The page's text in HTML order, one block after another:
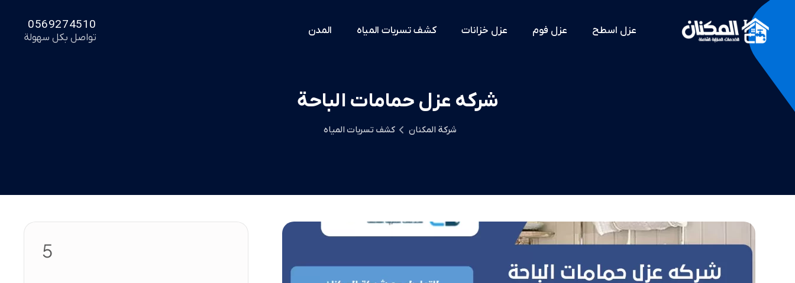
عزل اسطح عزل فوم عزل خزانات كشف تسربات المياه المدن 0569274510
تواصل بكل سهولة
شركه عزل حمامات الباحة
شركة المكنان كشف تسربات المياه
5